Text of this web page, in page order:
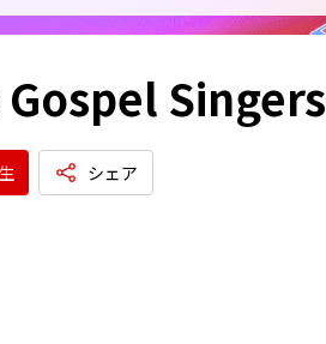
Singers
シェア